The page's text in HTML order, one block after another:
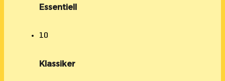
Essentiell
10
Klassiker